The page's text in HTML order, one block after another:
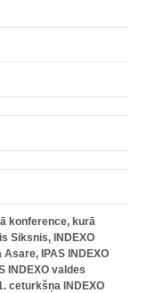
konference, kurā
Siksnis, INDEXO
IPAS INDEXO
INDEXO valdes
ceturkšņa INDEXO